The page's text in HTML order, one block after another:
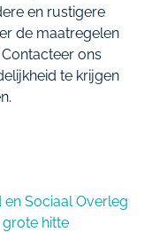
en rustigere
de maatregelen
ons
te krijgen
en Sociaal Overleg
hitte